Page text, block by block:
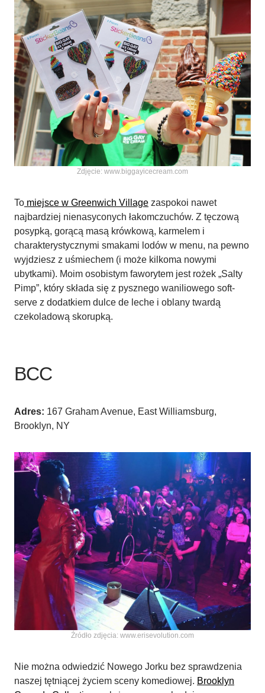
Zdjęcie: www.biggayicecream.com
To miejsce w Greenwich Village zaspokoi nawet
najbardziej nienasyconych łakomczuchów. Z tęczową
posypką, gorącą masą krówkową, karmelem i
charakterystycznymi smakami lodów w menu, na pewno
wyjdziesz z uśmiechem (i może kilkoma nowymi
ubytkami). Moim osobistym faworytem jest rożek „Salty
Pimp”, który składa się z pysznego waniliowego soft-
serve z dodatkiem dulce de leche i oblany twardą
czekoladową skorupką.
BCC
Adres: 167 Graham Avenue, East Williamsburg,
Brooklyn, NY
Źródło zdjęcia: www.erisevolution.com
Nie można odwiedzić Nowego Jorku bez sprawdzenia
naszej tętniącej życiem sceny komediowej. Brooklyn